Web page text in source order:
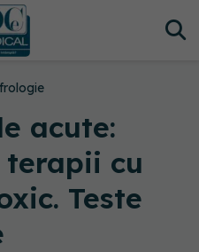
acute:
cu
Teste